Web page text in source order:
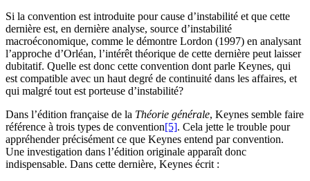
Si la convention est introduite pour cause d’instabilité et que cette
dernière est, en dernière analyse, source d’instabilité
macroéconomique, comme le démontre Lordon (1997) en analysant
l’approche d’Orléan, l’intérêt théorique de cette dernière peut laisser
dubitatif. Quelle est donc cette convention dont parle Keynes, qui
est compatible avec un haut degré de continuité dans les affaires, et
qui malgré tout est porteuse d’instabilité?
Dans l’édition française de la Théorie générale, Keynes semble faire
référence à trois types de convention[5]. Cela jette le trouble pour
appréhender précisément ce que Keynes entend par convention.
Une investigation dans l’édition originale apparaît donc
indispensable. Dans cette dernière, Keynes écrit :